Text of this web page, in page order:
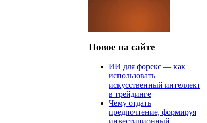
Новое на сайте
ИИ для форекс — как
использовать
искусственный интеллект
в трейдинге
Чему отдать
предпочтение, формируя
инвестиционный